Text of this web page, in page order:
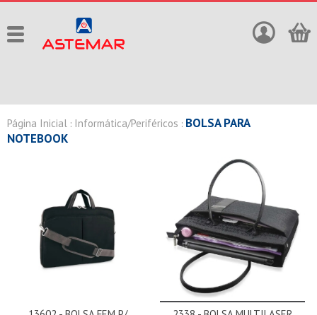
Página Inicial : Informática/Periféricos : BOLSA PARA
NOTEBOOK